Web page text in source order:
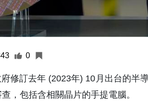
0
修訂去年 (2023年) 10月出台的半
，包括含相關晶片的手提電腦。